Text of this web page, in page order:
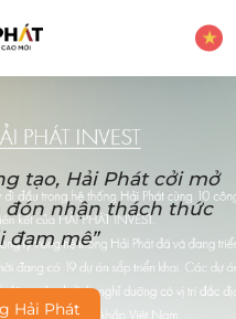
tạo, Hải Phát cởi mở
nhận thách thức
đam mê”
Hải Phát